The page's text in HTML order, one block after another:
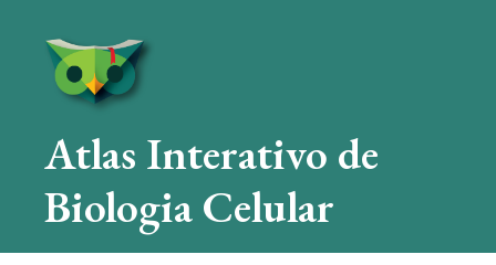
content
Atlas Interativo de
Biologia Celular